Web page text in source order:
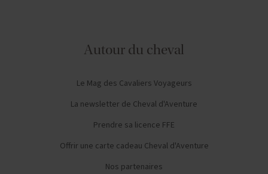
Autour du cheval
Le Mag des Cavaliers Voyageurs
La newsletter de Cheval d'Aventure
Prendre sa licence FFE
Offrir une carte cadeau Cheval d'Aventure
Nos partenaires